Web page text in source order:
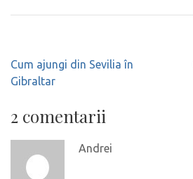
Navigare
în
Cum ajungi din Sevilia în
Gibraltar
2 comentarii
Andrei